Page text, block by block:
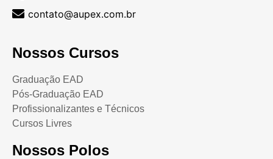
contato@aupex.com.br
Nossos Cursos
Graduação EAD
Pós-Graduação EAD
Profissionalizantes e Técnicos
Cursos Livres
Nossos Polos